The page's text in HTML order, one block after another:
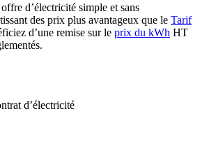
d’électricité simple et sans
des prix plus avantageux que le Tarif
d’une remise sur le prix du kWh HT
d’électricité